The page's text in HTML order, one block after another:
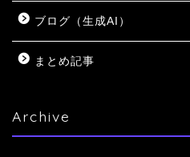
ブログ（生成AI）
まとめ記事
Archive